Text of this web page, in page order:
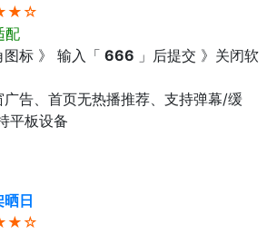
配
图标 》 输入「 666 」后提交 》关闭软
广告、首页无热播推荐、支持弹幕/缓
平板设备
晒日